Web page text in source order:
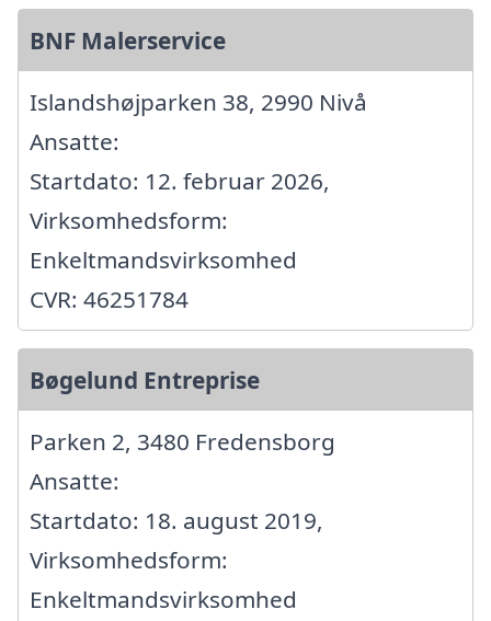
BNF Malerservice
Islandshøjparken 38, 2990 Nivå
Ansatte:
Startdato: 12. februar 2026,
Virksomhedsform:
Enkeltmandsvirksomhed
CVR: 46251784
Bøgelund Entreprise
Parken 2, 3480 Fredensborg
Ansatte:
Startdato: 18. august 2019,
Virksomhedsform:
Enkeltmandsvirksomhed